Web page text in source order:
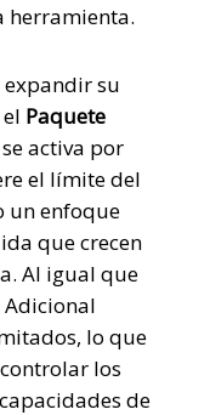
herramienta.
expandir su
Paquete
activa por
el límite del
un enfoque
que crecen
Al igual que
Adicional
lo que
los
de